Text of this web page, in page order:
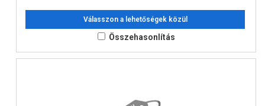
Válasszon a lehetőségek közül
Összehasonlítás